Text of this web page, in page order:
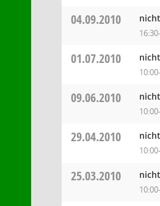
04.09.2010
01.07.2010
09.06.2010
29.04.2010
25.03.2010